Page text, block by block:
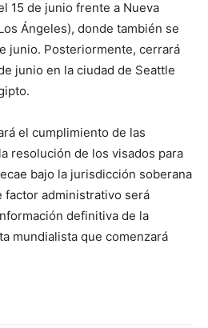
15 de junio frente a Nueva
Ángeles), donde también se
junio. Posteriormente, cerrará
junio en la ciudad de Seattle
el cumplimiento de las
resolución de los visados para
bajo la jurisdicción soberana
factor administrativo será
definitiva de la
mundialista que comenzará